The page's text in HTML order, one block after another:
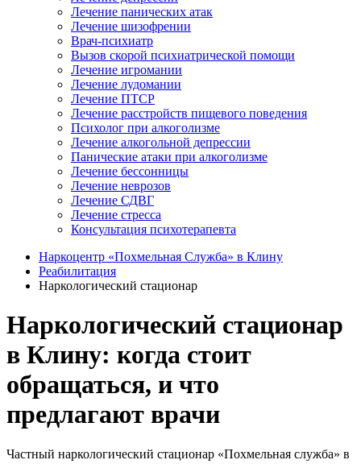
Лечение панических атак
Лечение шизофрении
Врач-психиатр
Вызов скорой психиатрической помощи
Лечение игромании
Лечение лудомании
Лечение ПТСР
Лечение расстройств пищевого поведения
Психолог при алкоголизме
Лечение алкогольной депрессии
Панические атаки при алкоголизме
Лечение бессонницы
Лечение неврозов
Лечение СДВГ
Лечение стресса
Консультация психотерапевта
Наркоцентр «Похмельная Служба» в Клину
Реабилитация
Наркологический стационар
Наркологический стационар
в Клину: когда стоит
обращаться, и что
предлагают врачи
Частный наркологический стационар «Похмельная служба» в